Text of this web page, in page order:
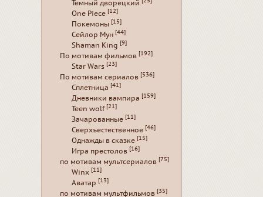
Темный дворецкий
One Piece [12]
Покемоны [15]
Сейлор Мун [44]
Shaman King [9]
По мотивам фильмов [192]
Star Wars [23]
По мотивам сериалов [536]
Сплетница [41]
Дневники вампира [159]
Teen wolf [21]
Зачарованные [11]
Сверхъестественное [46]
Однажды в сказке [15]
Игра престолов [16]
по мотивам мультсериалов [75]
Winx [11]
Аватар [13]
по мотивам мультфильмов [35]